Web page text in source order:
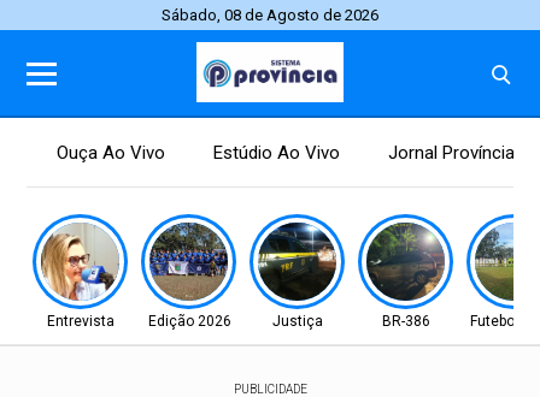
Sábado, 08 de Agosto de 2026
Ouça Ao Vivo Estúdio Ao Vivo Jornal Província
Entrevista Edição 2026 Justiça BR-386 Futebol
PUBLICIDADE